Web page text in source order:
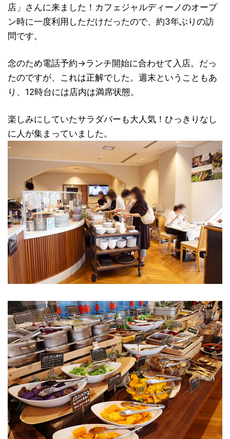
店」さんに来ました！カフェジャルディーノのオープ
ン時に一度利用しただけだったので、約3年ぶりの訪
問です。
念のため電話予約→ランチ開始に合わせて入店。だっ
たのですが、これは正解でした。週末ということもあ
り、12時台には店内は満席状態。
楽しみにしていたサラダバーも大人気！ひっきりなし
に人が集まっていました。